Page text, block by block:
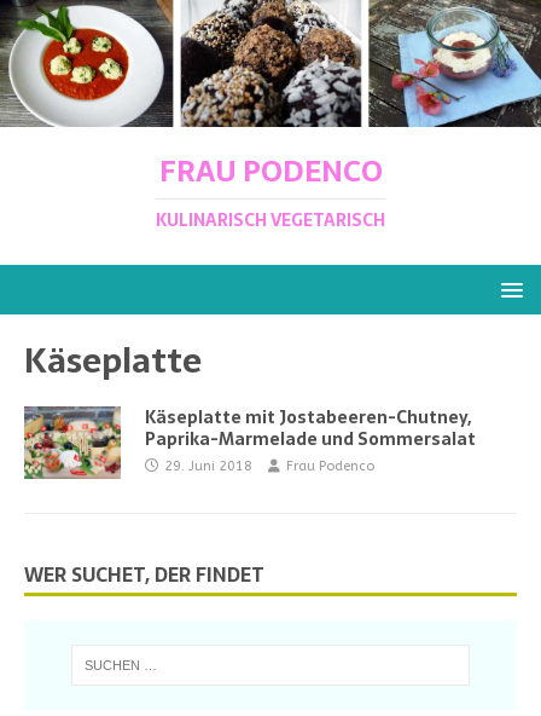
FRAU PODENCO
KULINARISCH VEGETARISCH
Käseplatte
Käseplatte mit Jostabeeren-Chutney,
Paprika-Marmelade und Sommersalat
29. Juni 2018 Frau Podenco
WER SUCHET, DER FINDET